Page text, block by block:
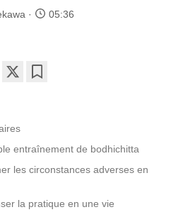
05:36
entraînement de bodhichitta
les circonstances adverses en
la pratique en une vie